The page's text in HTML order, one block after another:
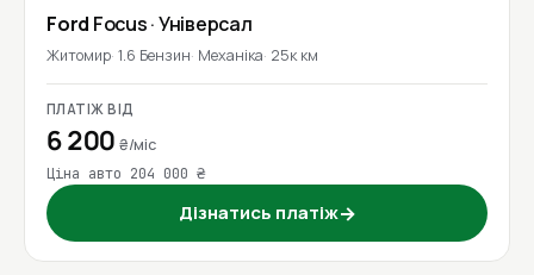
Ford Focus· Універсал
Житомир 1.6 Бензин Механіка 25к км
ПЛАТІЖ ВІД
6 200₴/міс
Ціна авто 204 000 ₴
Дізнатись платіж→